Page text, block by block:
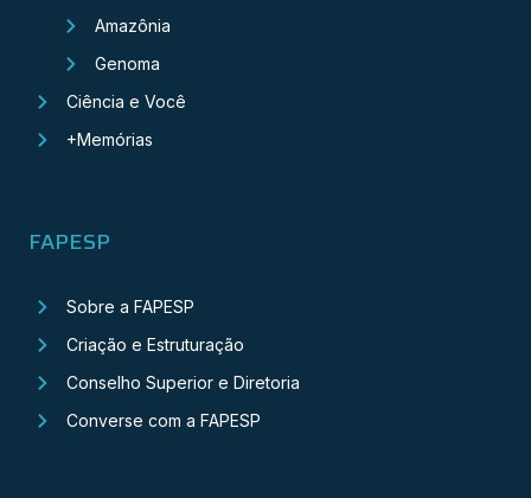
Amazônia
Genoma
Ciência e Você
+Memórias
FAPESP
Sobre a FAPESP
Criação e Estruturação
Conselho Superior e Diretoria
Converse com a FAPESP